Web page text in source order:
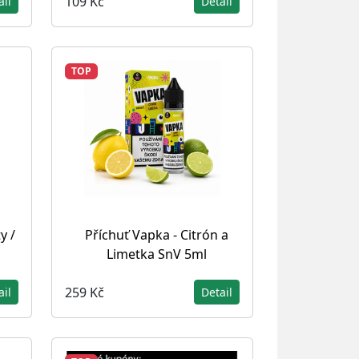
/
TOP
Příchuť Vapka - Citrón a
Limetka SnV 5ml
259 Kč Detail